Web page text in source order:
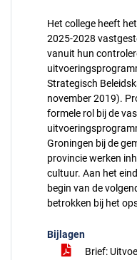
Het college heeft
2025-2028
vanuit hun
Strategisch
november 2019).
formele rol bij de
Groningen bij de
provincie werken
cultuur. Aan het
begin van de
betrokken bij het
Bijlagen
Brief: